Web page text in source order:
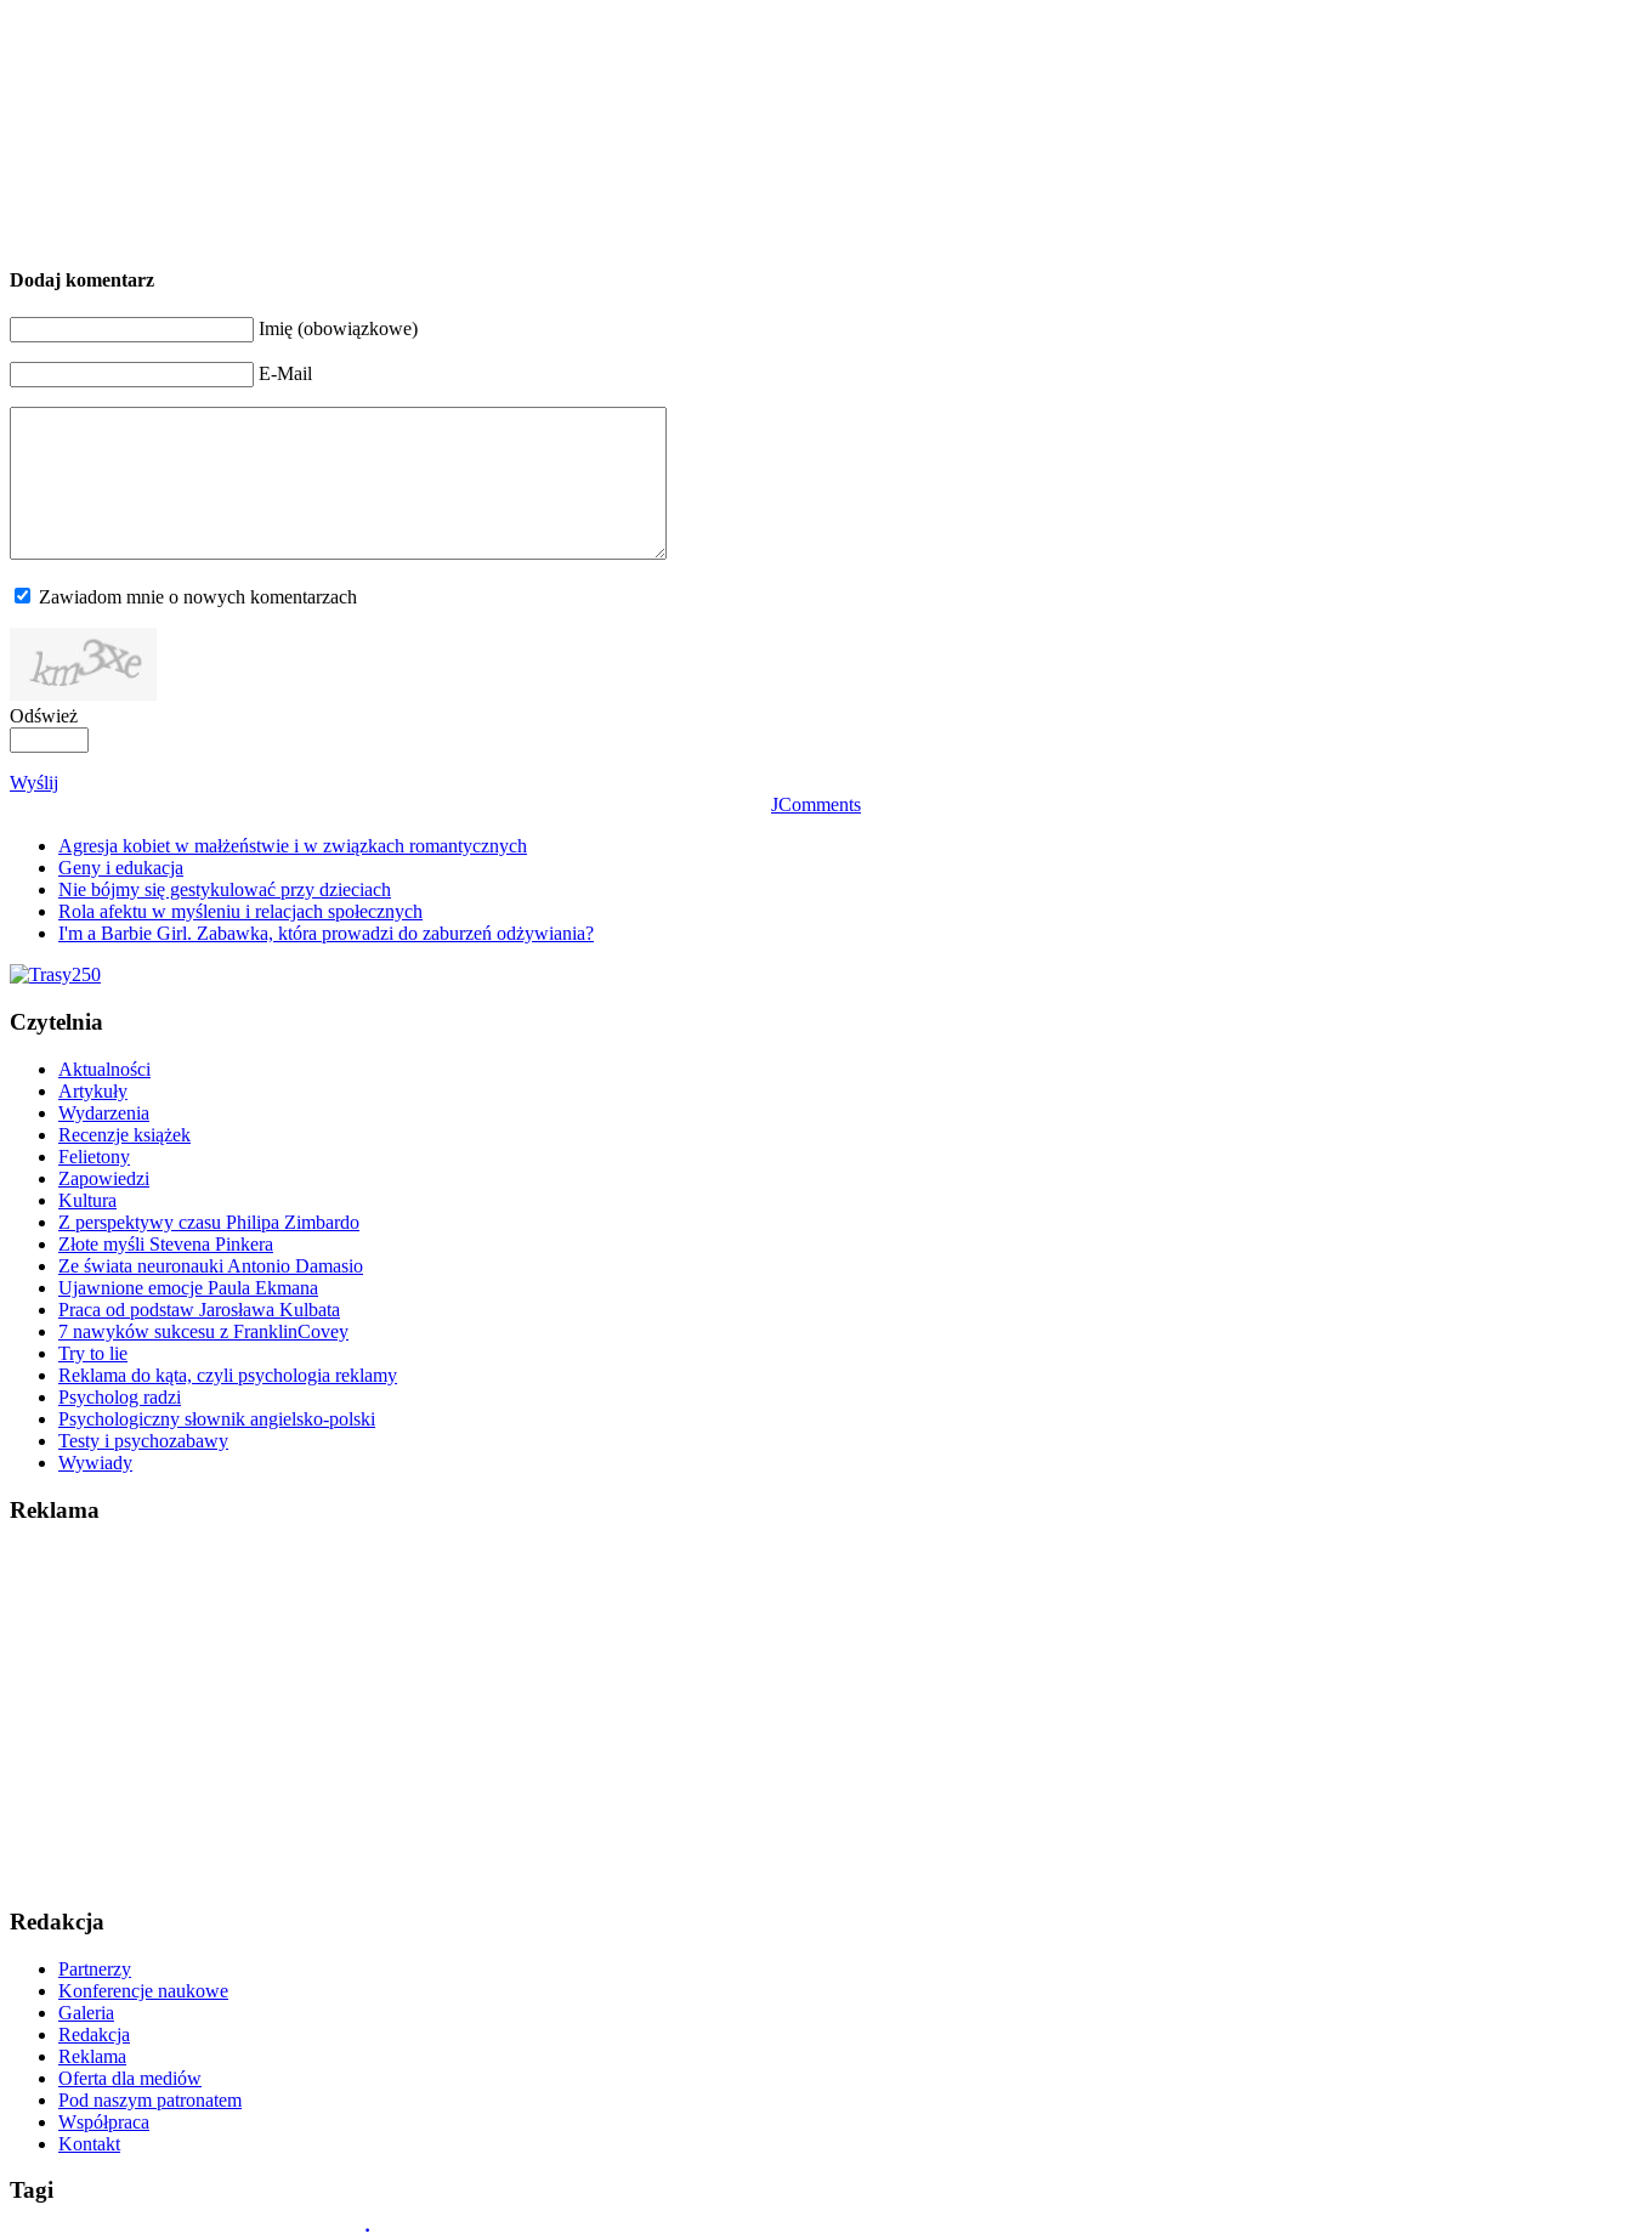
Dodaj komentarz
Imię (obowiązkowe)
E-Mail
Zawiadom mnie o nowych komentarzach
Odśwież
Wyślij
JComments
Agresja kobiet w małżeństwie i w związkach romantycznych
Geny i edukacja
Nie bójmy się gestykulować przy dzieciach
Rola afektu w myśleniu i relacjach społecznych
I'm a Barbie Girl. Zabawka, która prowadzi do zaburzeń odżywiania?
Czytelnia
Aktualności
Artykuły
Wydarzenia
Recenzje książek
Felietony
Zapowiedzi
Kultura
Z perspektywy czasu Philipa Zimbardo
Złote myśli Stevena Pinkera
Ze świata neuronauki Antonio Damasio
Ujawnione emocje Paula Ekmana
Praca od podstaw Jarosława Kulbata
7 nawyków sukcesu z FranklinCovey
Try to lie
Reklama do kąta, czyli psychologia reklamy
Psycholog radzi
Psychologiczny słownik angielsko-polski
Testy i psychozabawy
Wywiady
Reklama
Redakcja
Partnerzy
Konferencje naukowe
Galeria
Redakcja
Reklama
Oferta dla mediów
Pod naszym patronatem
Współpraca
Kontakt
Tagi